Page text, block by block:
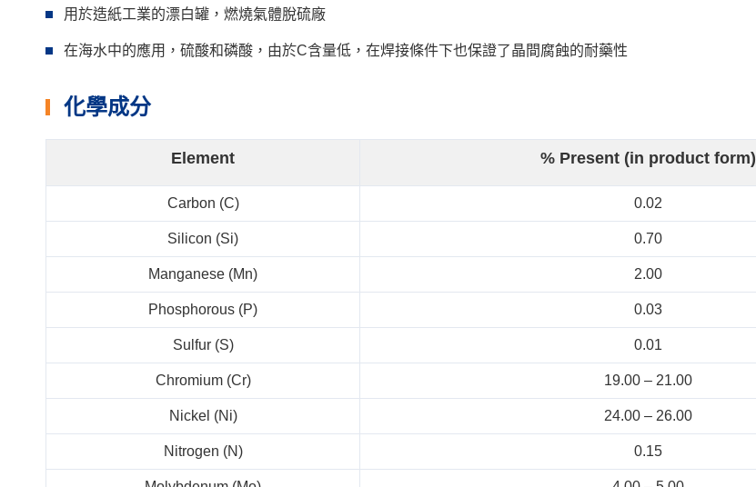
用於造紙工業的漂白罐，燃燒氣體脫硫廠
在海水中的應用，硫酸和磷酸，由於C含量低，在焊接條件下也保證了晶間腐蝕的耐藥性
化學成分
Element % Present (in product form)
Carbon (C) 0.02
Silicon (Si) 0.70
Manganese (Mn) 2.00
Phosphorous (P) 0.03
Sulfur (S) 0.01
Chromium (Cr) 19.00 – 21.00
Nickel (Ni) 24.00 – 26.00
Nitrogen (N) 0.15